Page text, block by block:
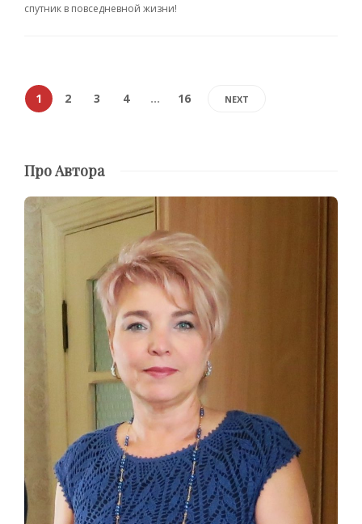
спутник в повседневной жизни!
1 2 3 4 … 16 NEXT
Про Автора